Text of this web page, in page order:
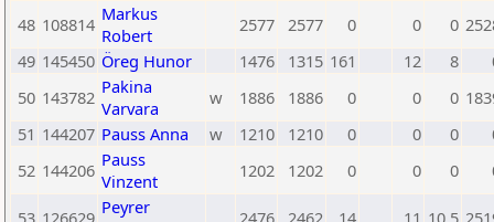
48 108814 Markus
Robert
2577 2577 0 0 0
49 145450 Öreg Hunor 1476 1315 161 12 8
50 143782 Pakina
Varvara
w 1886 1886 0 0 0
51 144207 Pauss Anna w 1210 1210 0 0 0
52 144206 Pauss
Vinzent
1202 1202 0 0 0
53 126629 Peyrer
2476 2462 14 11 10,5